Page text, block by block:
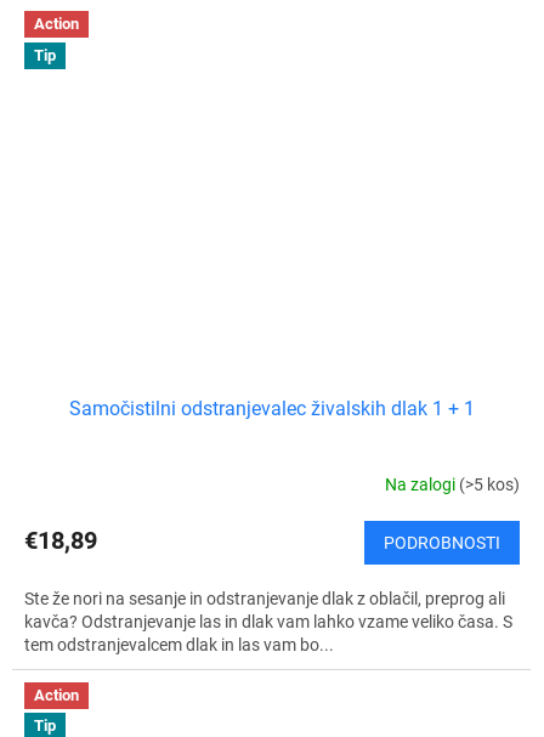
Action
Tip
Samočistilni odstranjevalec živalskih dlak 1 + 1
Na zalogi (>5 kos)
€18,89 PODROBNOSTI
Ste že nori na sesanje in odstranjevanje dlak z oblačil, preprog ali
kavča? Odstranjevanje las in dlak vam lahko vzame veliko časa. S
tem odstranjevalcem dlak in las vam bo...
Action
Tip